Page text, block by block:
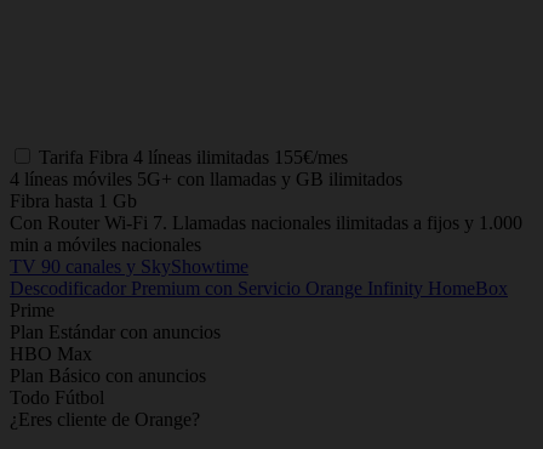
Tarifa Fibra 4 líneas ilimitadas 155€/mes
4 líneas móviles 5G+ con llamadas y GB ilimitados
Fibra hasta 1 Gb
Con Router Wi-Fi 7. Llamadas nacionales ilimitadas a fijos y 1.000
min a móviles nacionales
TV 90 canales y SkyShowtime
Descodificador Premium con Servicio Orange Infinity HomeBox
Prime
Plan Estándar con anuncios
HBO Max
Plan Básico con anuncios
Todo Fútbol
¿Eres cliente de Orange?